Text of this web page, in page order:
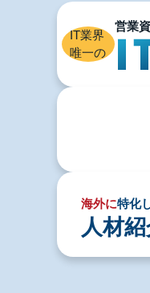
IT業界
唯一の
海外に特化
人材